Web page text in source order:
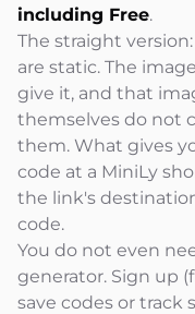
including Free.
The straight
are static. The
give it, and that
themselves do not
them. What gives
code at a MiniLy
the link's
code.
You do not even
generator. Sign up
save codes or track